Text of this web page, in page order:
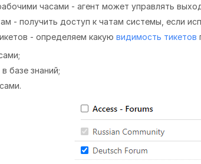
часами - агент может управлять
- получить доступ к чатам системы, если
- определяем какую видимость тикетов
базе знаний;